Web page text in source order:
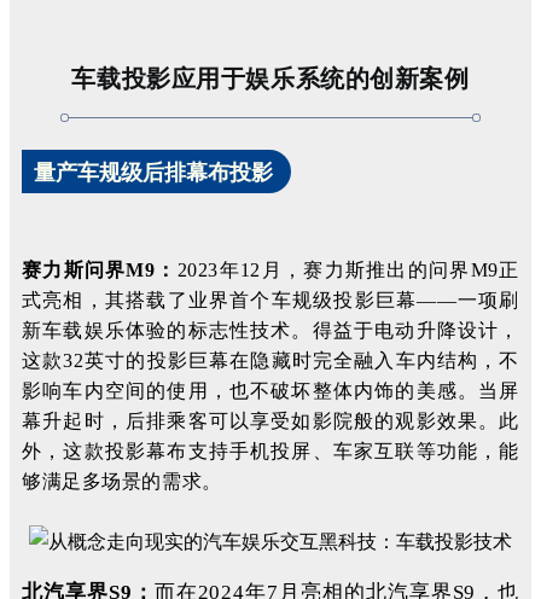
车载投影应用于娱乐系统的创新案例
量产车规级后排幕布投影
赛力斯问界M9： 2023年12月，赛力斯推出的问界M9正
式亮相，其搭载了业界首个车规级投影巨幕——一项刷
新车载娱乐体验的标志性技术。得益于电动升降设计，
这款32英寸的投影巨幕在隐藏时完全融入车内结构，不
影响车内空间的使用，也不破坏整体内饰的美感。当屏
幕升起时，后排乘客可以享受如影院般的观影效果。此
外，这款投影幕布支持手机投屏、车家互联等功能，能
够满足多场景的需求。
北汽享界S9： 而在2024年7月亮相的北汽享界S9，也